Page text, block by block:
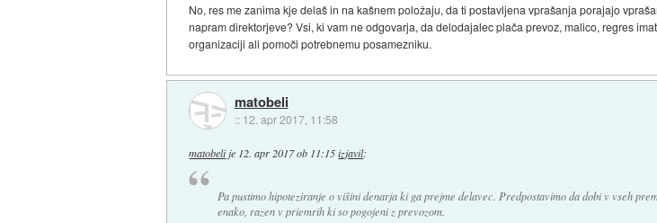
No, res me zanima kje delaš in na kašnem položaju, da ti postavljena vprašanja porajajo
napram direktorjeve? Vsi, ki vam ne odgovarja, da delodajalec plača prevoz, malico, regres
organizaciji ali pomoči potrebnemu posamezniku.
matobeli
:: 12. apr 2017, 11:58
matobelije 12. apr 2017 ob 11:15 izjavil:
Pa pustimo hipoteziranje o višini denarja ki ga prejme delavec. Predpostavimo da dobi v vseh
enako, razen v priemrih ki so pogojeni z prevozom.